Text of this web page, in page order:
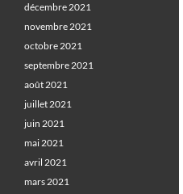
décembre 2021
novembre 2021
octobre 2021
septembre 2021
août 2021
juillet 2021
juin 2021
mai 2021
avril 2021
mars 2021